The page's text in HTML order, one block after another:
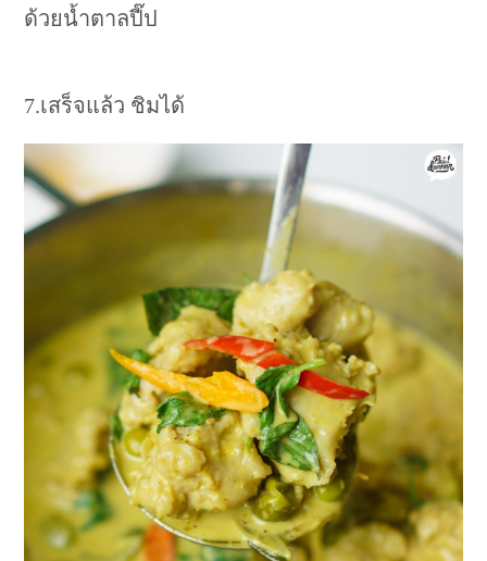
ด้วยน้ำตาลปี๊ป
7.เสร็จแล้ว ชิมได้